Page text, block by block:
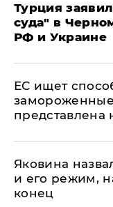
Турция
суда" в
РФ и Украине
ЕС ищет
представлена
Яковина
и его режим,
конец